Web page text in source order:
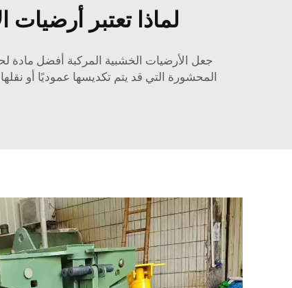
لماذا تعتبر أرضيات
جعل الأرضيات الخشبية المركبة أفضل مادة
المحشورة التي قد يتم تكديسها عموديًا أو